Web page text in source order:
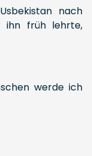
nach
ihn früh lehrte,
werde ich